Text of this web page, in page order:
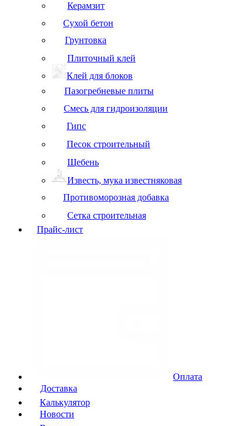
Керамзит
Сухой бетон
Грунтовка
Плиточный клей
Клей для блоков
Пазогребневые плиты
Смесь для гидроизоляции
Гипс
Песок строительный
Щебень
Известь, мука известняковая
Противоморозная добавка
Сетка строительная
Прайс-лист
Оплата
Доставка
Калькулятор
Новости